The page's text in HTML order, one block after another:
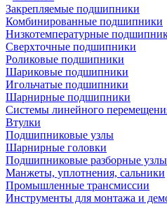
Закрепляемые подшипники
Комбинированные подшипники
Низкотемпературные
Сверхточные подшипники
Роликовые подшипники
Шариковые подшипники
Игольчатые подшипники
Шарнирные подшипники
Системы линейного
Втулки
Подшипниковые узлы
Шарнирные головки
Подшипниковые разборные узлы
Манжеты, уплотнения, сальники
Промышленные трансмиссии
Инструменты для монтажа и